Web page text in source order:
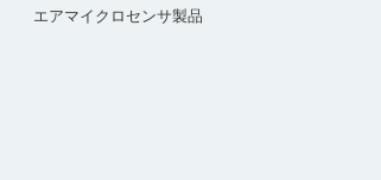
エアマイクロセンサ製品